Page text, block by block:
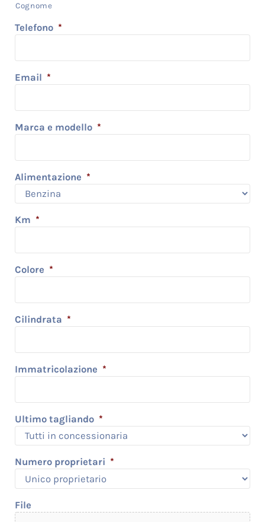
Cognome
Telefono *
Email *
Marca e modello *
Alimentazione *
Km *
Colore *
Cilindrata *
Immatricolazione *
Ultimo tagliando *
Numero proprietari *
File